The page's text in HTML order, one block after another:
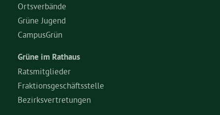
Ortsverbände
Grüne Jugend
CampusGrün
Grüne im Rathaus
Ratsmitglieder
Fraktionsgeschäftsstelle
Bezirksvertretungen